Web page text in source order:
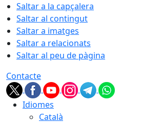
Saltar a la capçalera
Saltar al contingut
Saltar a imatges
Saltar a relacionats
Saltar al peu de pàgina
Contacte
Idiomes
Català